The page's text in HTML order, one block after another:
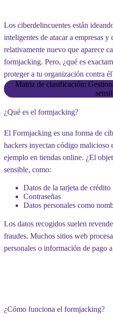
Los ciberdelincuentes están
inteligentes de atacar a empresas
relativamente nuevo que aparece
formjacking. Pero, ¿qué es
proteger a tu organización contra
Matriz de clasificación:
¿Qué es el formjacking?
El Formjacking es una forma de
hackers inyectan código malicioso
ejemplo en tiendas online. ¿El
sensible, como:
Datos de la tarjeta de crédito
Contraseñas
Datos personales como
Los datos recogidos suelen
fraudes. Muchos sitios web
personales o información de pago
¿Cómo funciona el formjacking? ️